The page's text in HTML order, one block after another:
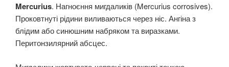
Mercurius. Нагноєння мигдаликів (Mercurius corrosives).
Проковтнуті рідини виливаються через ніс. Ангіна з
блідим або синюшним набряком та виразками.
Перитонзилярний абсцес.